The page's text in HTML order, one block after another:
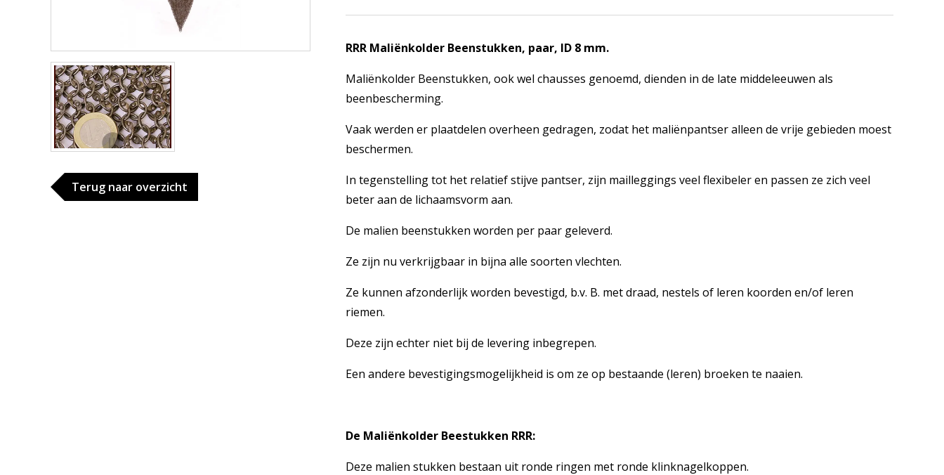
Terug naar overzicht
RRR Maliënkolder Beenstukken, paar, ID 8 mm.
Maliënkolder Beenstukken, ook wel chausses genoemd, dienden in de late middeleeuwen als
beenbescherming.
Vaak werden er plaatdelen overheen gedragen, zodat het maliënpantser alleen de vrije gebieden moest
beschermen.
In tegenstelling tot het relatief stijve pantser, zijn mailleggings veel flexibeler en passen ze zich veel
beter aan de lichaamsvorm aan.
De malien beenstukken worden per paar geleverd.
Ze zijn nu verkrijgbaar in bijna alle soorten vlechten.
Ze kunnen afzonderlijk worden bevestigd, b.v. B. met draad, nestels of leren koorden en/of leren
riemen.
Deze zijn echter niet bij de levering inbegrepen.
Een andere bevestigingsmogelijkheid is om ze op bestaande (leren) broeken te naaien.
De Maliënkolder Beestukken RRR:
Deze malien stukken bestaan uit ronde ringen met ronde klinknagelkoppen.